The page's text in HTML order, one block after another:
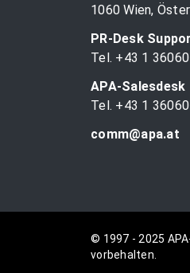
1060 Wien,
PR-Desk
Tel. +43 1
APA-Salesdesk
Tel. +43 1
comm@apa.at
© 1997 - 2025
vorbehalten.